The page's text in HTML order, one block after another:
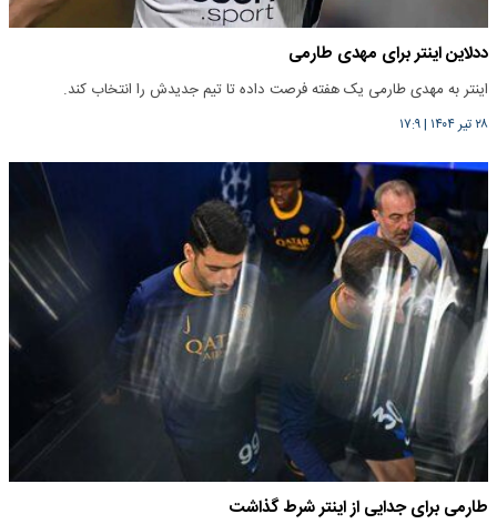
ددلاین اینتر برای مهدی طارمی
اینتر به مهدی طارمی یک هفته فرصت داده تا تیم جدیدش را انتخاب کند.
۲۸ تیر ۱۴۰۴ |۱۷:۹
طارمی برای جدایی از اینتر شرط گذاشت